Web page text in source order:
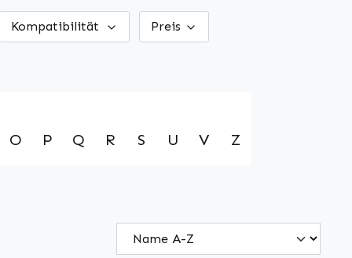
Kompatibilität Preis
O P Q R S U V Z